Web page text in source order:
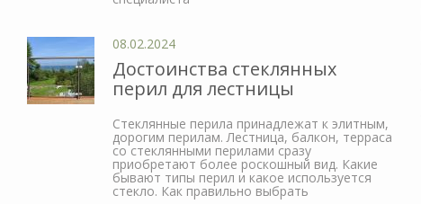
08.02.2024
Достоинства стеклянных
перил для лестницы
Стеклянные перила принадлежат к элитным,
дорогим перилам. Лестница, балкон, терраса
со стеклянными перилами сразу
приобретают более роскошный вид. Какие
бывают типы перил и какое используется
стекло. Как правильно выбрать